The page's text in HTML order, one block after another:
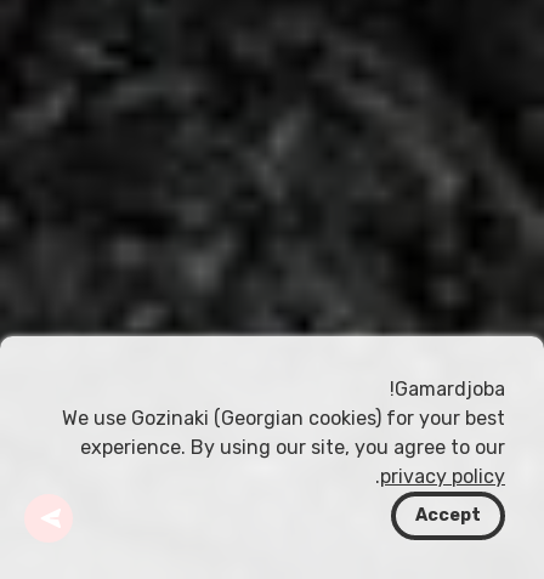
Gamardjoba!
We use Gozinaki (Georgian cookies) for your best
experience. By using our site, you agree to our
privacy policy
.
Accept